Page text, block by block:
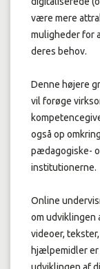
være mere
muligheder for
deres behov.
Denne højere
vil forøge
også op
pædagogiske-
institutionerne.
Online
om udviklingen
videoer,
hjælpemidler
udviklingen af